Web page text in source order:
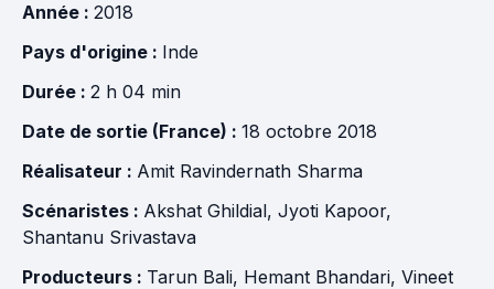
Année : 2018
Pays d'origine : Inde
Durée : 2 h 04 min
Date de sortie (France) : 18 octobre 2018
Réalisateur : Amit Ravindernath Sharma
Scénaristes : Akshat Ghildial, Jyoti Kapoor,
Shantanu Srivastava
Producteurs : Tarun Bali, Hemant Bhandari, Vineet